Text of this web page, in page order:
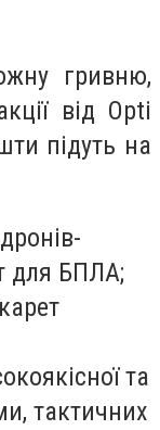
гривню,
від Opti
підуть на
для БПЛА;
та
тактичних